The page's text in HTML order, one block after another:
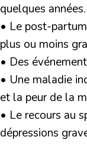
quelques
• Le post-
plus ou moins
• Des
• Une maladie
et la peur de la
• Le recours au
dépressions